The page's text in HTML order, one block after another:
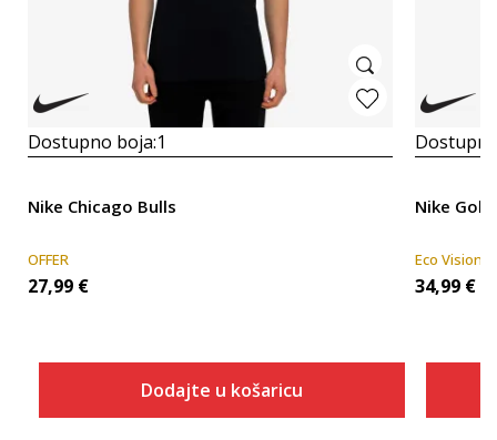
Dostupno boja:1
Nike Chicago Bulls
OFFER
27,99 €
Dodajte u košaricu
Nike
Eco Vision
34,99 €